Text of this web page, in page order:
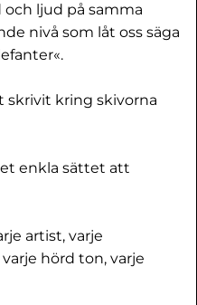
och ljud på samma
nivå som låt oss säga
skrivit kring skivorna
enkla sättet att
artist, varje
hörd ton, varje